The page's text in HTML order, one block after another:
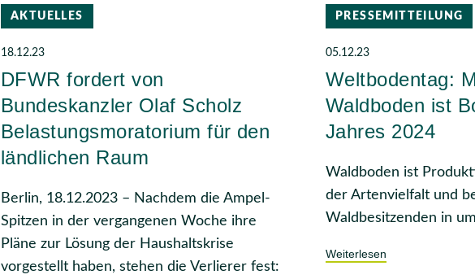
AKTUELLES
18.12.23
DFWR fordert von
Bundeskanzler Olaf Scholz
Belastungsmoratorium für den
ländlichen Raum
Berlin, 18.12.2023 – Nachdem die Ampel-
Spitzen in der vergangenen Woche ihre
Pläne zur Lösung der Haushaltskrise
vorgestellt haben, stehen die Verlierer fest:
PRESSEMITTEILUNG
05.12.23
Weltbodentag:
Waldboden ist
Jahres 2024
Waldboden ist
der Artenvielfalt und
Waldbesitzenden in
Weiterlesen